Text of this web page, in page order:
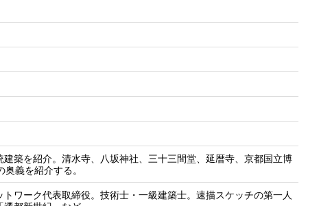
築を紹介。清水寺、八坂神社、三十三間堂、延暦寺、京都国立博
義を紹介する。
ワーク代表取締役。技術士・一級建築士。速描スケッチの第一人